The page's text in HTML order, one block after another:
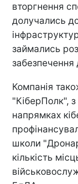
вторгнення
долучались
займались
Компанія
"КіберПолк",
напрямках
школи
кількість